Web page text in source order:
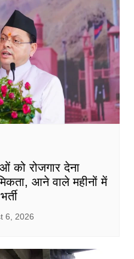
को रोजगार देना
आने वाले महीनों में
6, 2026